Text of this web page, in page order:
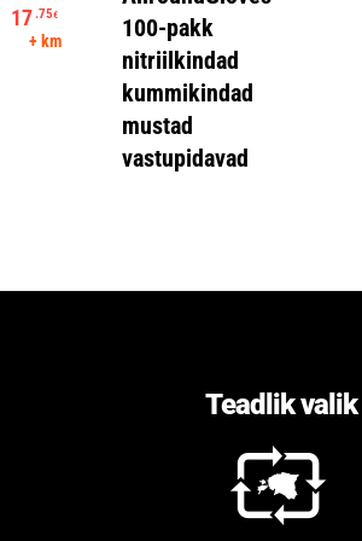
17.75€
Praegune hind on: 17.75€.
+ km
100-pakk
nitriilkindad
kummikindad
mustad
vastupidavad
Teadlik valik